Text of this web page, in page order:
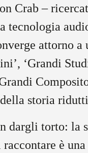
Crab –
tecnologia
attorno
‘Grandi
storia
dargli torto: la
raccontare è